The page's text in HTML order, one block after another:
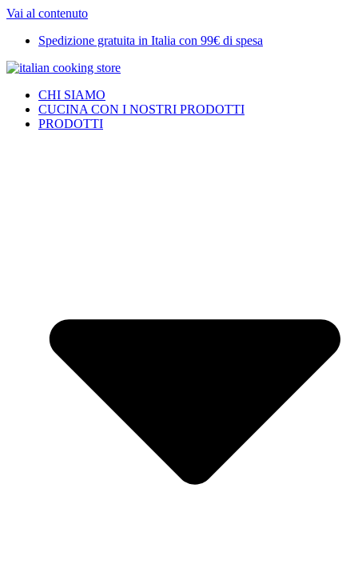
Vai al contenuto
Spedizione gratuita in Italia con 99€ di spesa
CHI SIAMO
CUCINA CON I NOSTRI PRODOTTI
PRODOTTI